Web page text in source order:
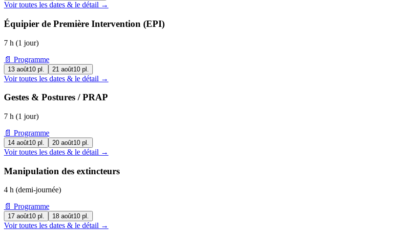
Voir toutes les dates & le détail →
Équipier de Première Intervention (EPI)
7 h (1 jour)
📄 Programme
13 août10 pl. 21 août10 pl.
Voir toutes les dates & le détail →
Gestes & Postures / PRAP
7 h (1 jour)
📄 Programme
14 août10 pl. 20 août10 pl.
Voir toutes les dates & le détail →
Manipulation des extincteurs
4 h (demi-journée)
📄 Programme
17 août10 pl. 18 août10 pl.
Voir toutes les dates & le détail →